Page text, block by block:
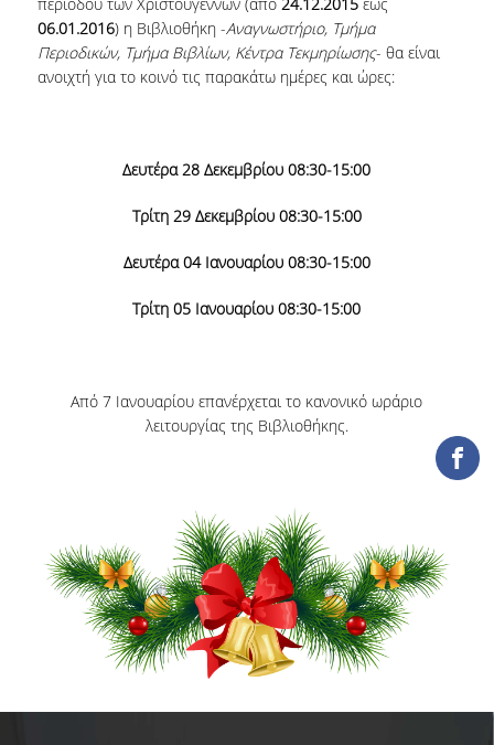
ΕΡΓΑ ΑΝΑΠΤΥΞΗΣ
ΣΥΛΛΟΓΕΣ
ΨΗΦΙΑΚΕΣ ΠΗΓΕΣ
ΚΕΝΤΡΑ ΤΕΚΜΗΡΙΩΣΗΣ
Κ.Ε.Τ
ΟΟΣΑ
ΥΠΗΡΕΣΙΕΣ
ΔΙΑΔΑΝΕΙΣΜΟΣ
ΠΑΡΑΓΓΕΛΙΕΣ ΒΙΒΛΙΩΝ
ΦΩΤΟΤΥΠΗΣΗ –
ΕΚΤΥΠΩΣΗ
ΤΕΧΝΙΚΗ ΥΠΟΔΟΜΗ
06.01.2016) η Βιβλιοθήκη -Αναγνωστήριο, Τμήμα
Περιοδικών, Τμήμα Βιβλίων, Κέντρα Τεκμηρίωσης- θα είναι
ανοιχτή για το κοινό τις παρακάτω ημέρες και ώρες:
Δευτέρα 28 Δεκεμβρίου 08:30-15:00
Τρίτη 29 Δεκεμβρίου 08:30-15:00
Δευτέρα 04 Ιανουαρίου 08:30-15:00
Τρίτη 05 Ιανουαρίου 08:30-15:00
Από 7 Ιανουαρίου επανέρχεται το κανονικό ωράριο
λειτουργίας της Βιβλιοθήκης.